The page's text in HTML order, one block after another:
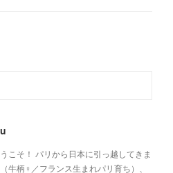
こそ！ パリから日本に引っ越してきま
牛柄♀／フランス生まれパリ育ち）、